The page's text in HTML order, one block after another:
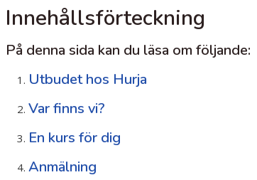
Innehållsförteckning
På denna sida kan du läsa om följande:
Utbudet hos Hurja
Var finns vi?
En kurs för dig
Anmälning